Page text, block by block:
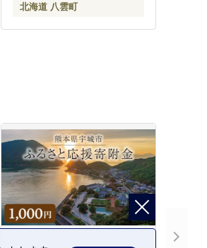
調理 簡単調理 食卓 人気 ラ
ンキング おすすめ 噴火湾
北海道 八雲町